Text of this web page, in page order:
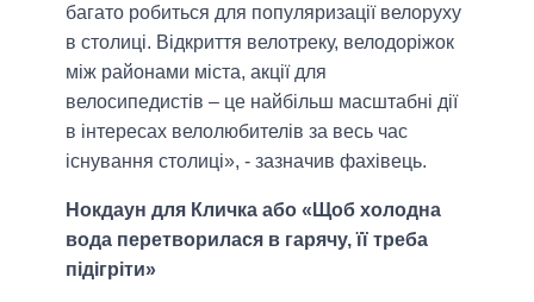
багато робиться для популяризації велоруху
в столиці. Відкриття велотреку, велодоріжок
між районами міста, акції для
велосипедистів – це найбільш масштабні дії
в інтересах велолюбителів за весь час
існування столиці», - зазначив фахівець.
Нокдаун для Кличка або «Щоб холодна
вода перетворилася в гарячу, її треба
підігріти»